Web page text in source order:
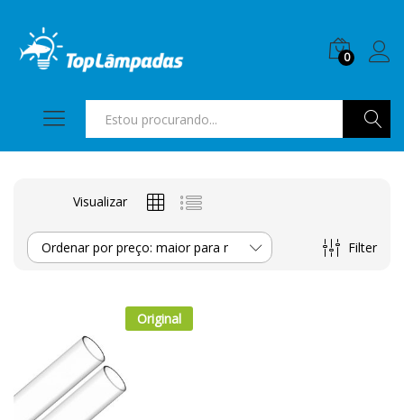
0
Visualizar
Filter
Ordenar por preço: maior para menor
Original